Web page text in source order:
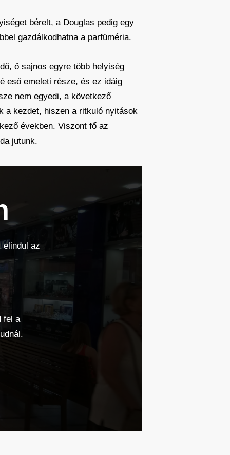
bérelt, a Douglas pedig egy
gazdálkodhatna a parfüméria.
ő sajnos egyre több helyiség
eső emeleti része, és ez idáig
nem egyedi, a következő
a kezdet, hiszen a ritkuló nyitások
években. Viszont fő az
jutunk.
elindul az
fel a